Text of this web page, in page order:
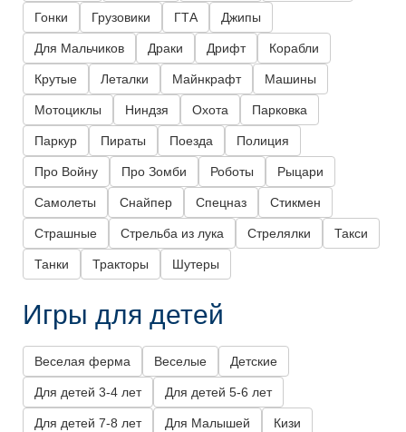
Гонки Грузовики ГТА Джипы
Для Мальчиков Драки Дрифт Корабли
Крутые Леталки Майнкрафт Машины
Мотоциклы Ниндзя Охота Парковка
Паркур Пираты Поезда Полиция
Про Войну Про Зомби Роботы Рыцари
Самолеты Снайпер Спецназ Стикмен
Страшные Стрельба из лука Стрелялки Такси
Танки Тракторы Шутеры
Игры для детей
Веселая ферма Веселые Детские
Для детей 3-4 лет Для детей 5-6 лет
Для детей 7-8 лет Для Малышей Кизи